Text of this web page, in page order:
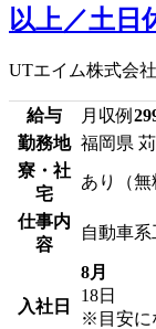
以上／土日
UTエイム株式会社
給与 月収例
勤務地 福岡県
寮・社
宅
あり（無
仕事内
容
自動車
入社日
8月
18日
※目安に